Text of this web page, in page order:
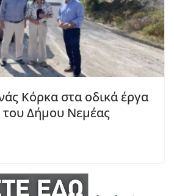
Κόρκα στα οδικά έργα
του Δήμου Νεμέας